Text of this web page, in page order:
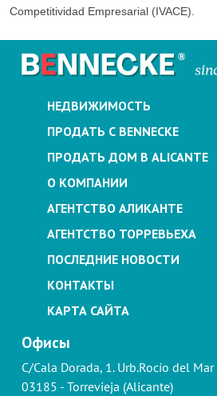
Competitividad Empresarial (IVACE).
НЕДВИЖИМОСТЬ
ПРОДАТЬ С BENNECKE
ПРОДАТЬ ДОМ В ALICANTE
О КОМПАНИИ
АГЕНТСТВО АЛИКАНТЕ
АГЕНТСТВО ТОРРЕВЬЕХА
ПОСЛЕДНИЕ НОВОСТИ
КОНТАКТЫ
КАРТА САЙТА
Офисы
C/Cala Dorada, 1. Urb.Rocío del Mar
03185 - Torrevieja (Alicante)